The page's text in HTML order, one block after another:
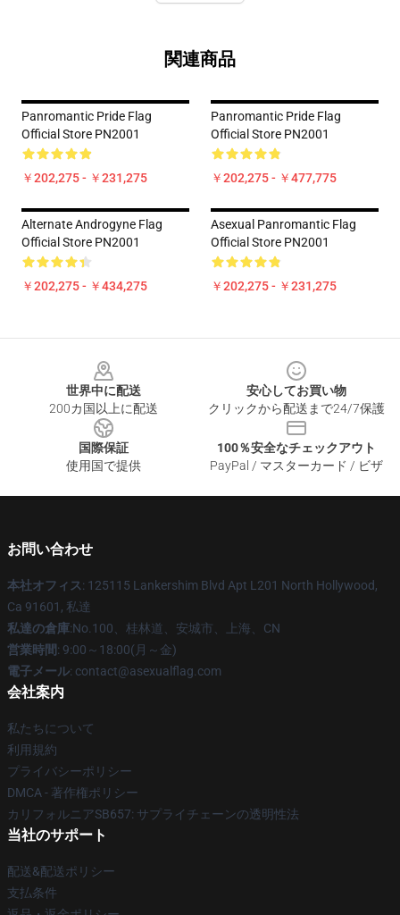
関連商品
Panromantic Pride Flag
Official Store PN2001
￥202,275 - ￥231,275
Panromantic Pride Flag
Official Store PN2001
￥202,275 - ￥477,775
Alternate Androgyne Flag
Official Store PN2001
￥202,275 - ￥434,275
Asexual Panromantic Flag
Official Store PN2001
￥202,275 - ￥231,275
世界中に配送
200カ国以上に配送
安心してお買い物
クリックから配送まで24/7保護
国際保証
使用国で提供
100％安全なチェックアウト
PayPal / マスターカード / ビザ
お問い合わせ
本社オフィス: 125115 Lankershim Blvd Apt L201 North Hollywood,
Ca 91601, 私達
私達の倉庫:No.100、桂林道、安城市、上海、CN
営業時間: 9:00～18:00(月～金)
電子メール: contact@asexualflag.com
会社案内
私たちについて
利用規約
プライバシーポリシー
DMCA - 著作権ポリシー
カリフォルニアSB657: サプライチェーンの透明性法
当社のサポート
配送&配送ポリシー
支払条件